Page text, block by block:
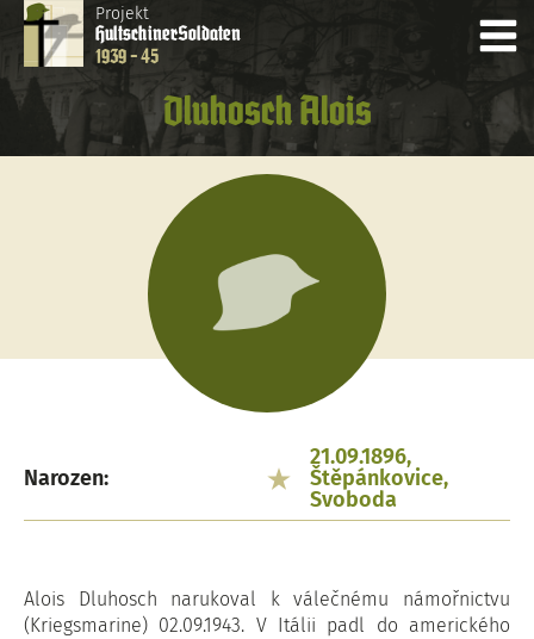
Projekt
HultschinerSoldaten
1939 - 45
Dluhosch Alois
Narozen:
21.09.1896,
Štěpánkovice,
Svoboda
Alois Dluhosch narukoval k válečnému námořnictvu
(Kriegsmarine) 02.09.1943. V Itálii padl do amerického